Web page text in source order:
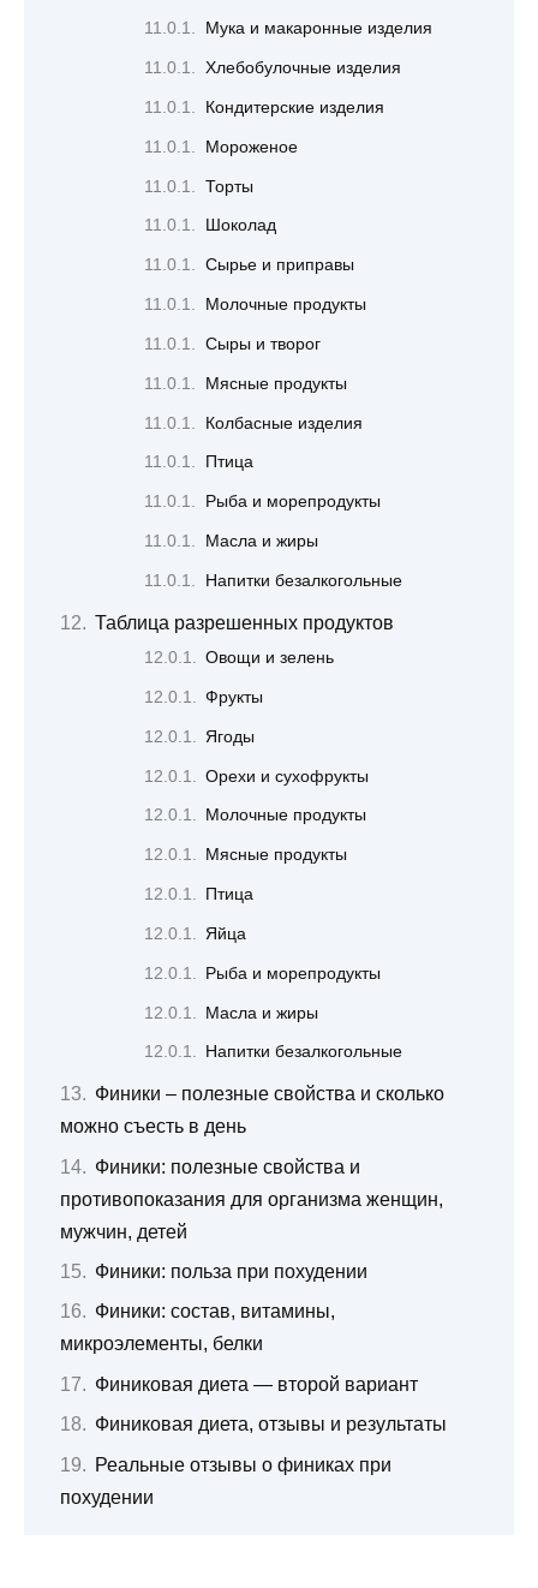
Мука и макаронные изделия
Хлебобулочные изделия
Кондитерские изделия
Мороженое
Торты
Шоколад
Сырье и приправы
Молочные продукты
Сыры и творог
Мясные продукты
Колбасные изделия
Птица
Рыба и морепродукты
Масла и жиры
Напитки безалкогольные
Таблица разрешенных продуктов
Овощи и зелень
Фрукты
Ягоды
Орехи и сухофрукты
Молочные продукты
Мясные продукты
Птица
Яйца
Рыба и морепродукты
Масла и жиры
Напитки безалкогольные
Финики – полезные свойства и сколько
можно съесть в день
Финики: полезные свойства и
противопоказания для организма женщин,
мужчин, детей
Финики: польза при похудении
Финики: состав, витамины,
микроэлементы, белки
Финиковая диета — второй вариант
Финиковая диета, отзывы и результаты
Реальные отзывы о финиках при
похудении